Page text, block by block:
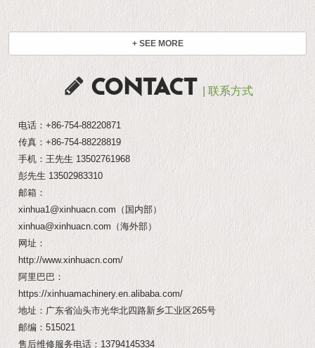
+ SEE MORE
CONTACT | 联系方式
电话：+86-754-88220871
传真：+86-754-88228819
手机：王先生13502761968
彭先生 13502983310
邮箱：
xinhua1@xinhuacn.com （国内部）
xinhua@xinhuacn.com （海外部）
网址：
http://www.xinhuacn.com/
阿里巴巴：
https://xinhuamachinery.en.alibaba.com/
地址：广东省汕头市光华北四路新乡工业区265号
邮编：515021
售后维修服务电话： 13794145334